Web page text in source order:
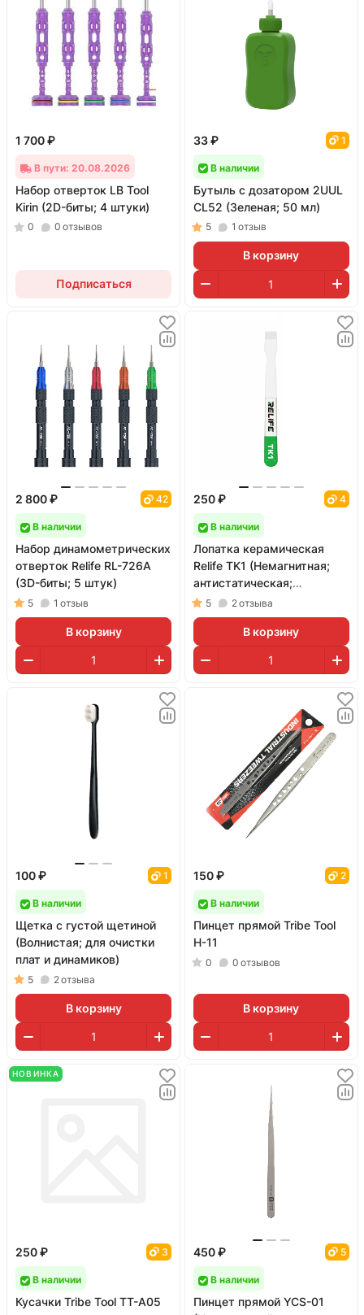
1 700 ₽
В пути: 20.08.2026
Набор отверток LB Tool
Kirin (2D-биты; 4 штуки)
0 0 отзывов
Подписаться
33 ₽ 1
В наличии
Бутыль с дозатором 2UUL
CL52 (Зеленая; 50 мл)
5 1 отзыв
В корзину
2 800 ₽ 42
В наличии
Набор динамометрических
отверток Relife RL-726A
(3D-биты; 5 штук)
5 1 отзыв
В корзину
250 ₽ 4
В наличии
Лопатка керамическая
Relife TK1 (Немагнитная;
антистатическая;
износостойкая)
5 2отзыва
В корзину
100 ₽ 1
В наличии
Щетка с густой щетиной
(Волнистая; для очистки
плат и динамиков)
5 2отзыва
В корзину
150 ₽ 2
В наличии
Пинцет прямой Tribe Tool
H-11
0 0 отзывов
В корзину
НОВИНКА
250 ₽ 3
В наличии
Кусачки Tribe Tool TT-A05
450 ₽ 5
В наличии
Пинцет прямой YCS-01